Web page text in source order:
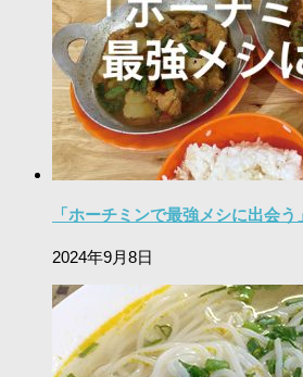
「ホーチミンで最強メシに出会う
2024年9月8日